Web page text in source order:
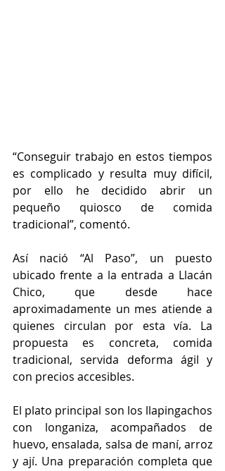
“Conseguir trabajo en estos tiempos
es complicado y resulta muy difícil,
por ello he decidido abrir un
pequeño quiosco de comida
tradicional”, comentó.
Así nació “Al Paso”, un puesto
ubicado frente a la entrada a Llacán
Chico, que desde hace
aproximadamente un mes atiende a
quienes circulan por esta vía. La
propuesta es concreta, comida
tradicional, servida deforma ágil y
con precios accesibles.
El plato principal son los llapingachos
con longaniza, acompañados de
huevo, ensalada, salsa de maní, arroz
y ají. Una preparación completa que